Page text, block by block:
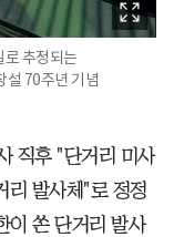
추정되는
설 70주년 기념
직후 "단거리 미사
리 발사체"로 정정
이 쏜 단거리 발사